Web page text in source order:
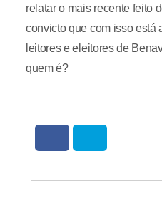
relatar o mais recente feito
convicto que com isso está
leitores e eleitores de
quem é?